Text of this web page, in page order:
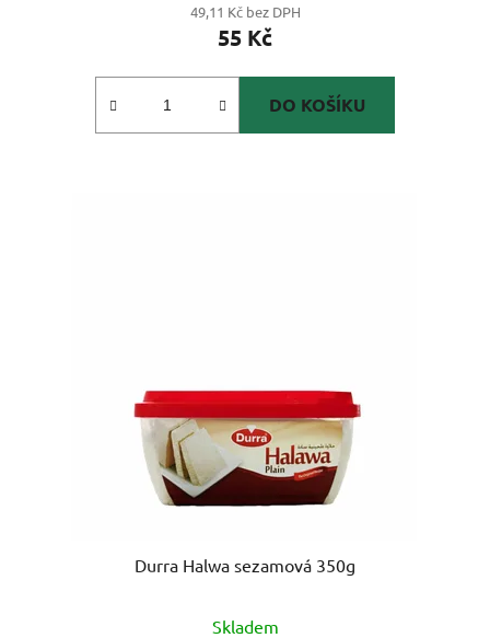
49,11 Kč bez DPH
55 Kč
DO KOŠÍKU
Durra Halwa sezamová 350g
Skladem